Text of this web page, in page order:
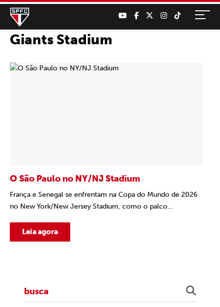
Giants Stadium
O São Paulo no NY/NJ Stadium
França e Senegal se enfrentam na Copa do Mundo de 2026
no New York/New Jersey Stadium, como o palco...
Leia agora